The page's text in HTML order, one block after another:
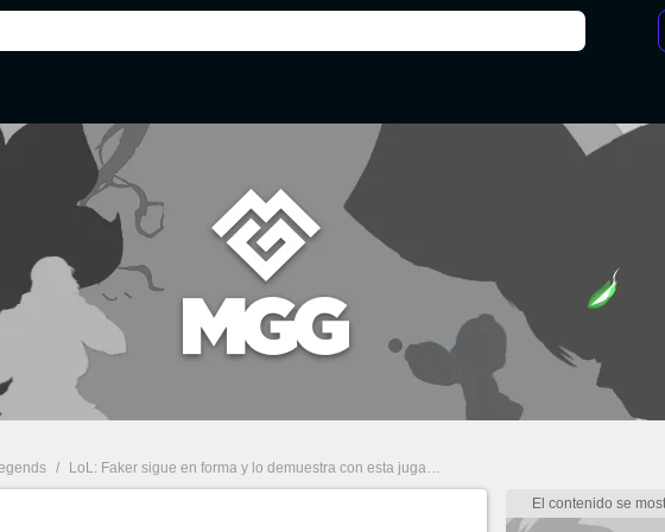
/ LoL: Faker sigue en forma y lo demuestra con esta jugada que recuerda al mejor momento de su carrera